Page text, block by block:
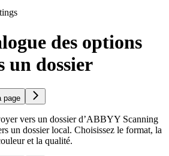
des options
un dossier
page
vers un dossier d’ABBYY Scanning
un dossier local. Choisissez le format, la
et la qualité.